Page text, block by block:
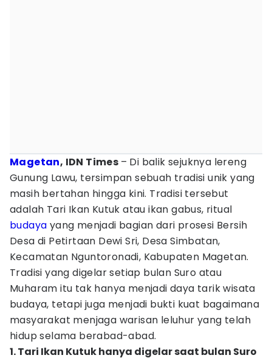
Magetan, IDN Times – Di balik sejuknya lereng
Gunung Lawu, tersimpan sebuah tradisi unik yang
masih bertahan hingga kini. Tradisi tersebut
adalah Tari Ikan Kutuk atau ikan gabus, ritual
budaya yang menjadi bagian dari prosesi Bersih
Desa di Petirtaan Dewi Sri, Desa Simbatan,
Kecamatan Nguntoronadi, Kabupaten Magetan.
Tradisi yang digelar setiap bulan Suro atau
Muharam itu tak hanya menjadi daya tarik wisata
budaya, tetapi juga menjadi bukti kuat bagaimana
masyarakat menjaga warisan leluhur yang telah
hidup selama berabad-abad.
1. Tari Ikan Kutuk hanya digelar saat bulan Suro